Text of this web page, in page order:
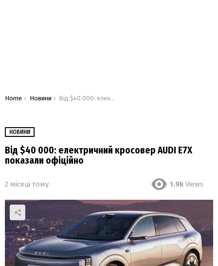
You are here:
Home Новини Від $40 000: електричний кросовер AUDI E7X показали офіційно
НОВИНИ
Від $40 000: електричний кросовер AUDI E7X
показали офіційно
2 місяці тому 1.9k Views